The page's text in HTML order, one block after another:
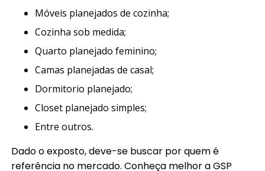
móveis planejados de cozinha;
cozinha sob medida;
quarto planejado feminino;
camas planejadas de casal;
dormitorio planejado;
closet planejado simples;
entre outros.
Dado o exposto, deve-se buscar por quem é
referência no mercado. Conheça melhor a GSP